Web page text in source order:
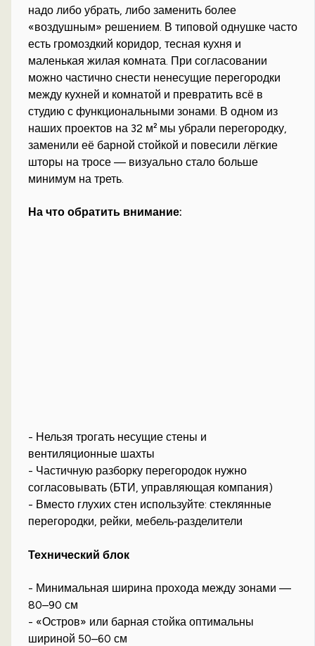
надо либо убрать, либо заменить более
«воздушным» решением. В типовой однушке часто
есть громоздкий коридор, тесная кухня и
маленькая жилая комната. При согласовании
можно частично снести ненесущие перегородки
между кухней и комнатой и превратить всё в
студию с функциональными зонами. В одном из
наших проектов на 32 м² мы убрали перегородку,
заменили её барной стойкой и повесили лёгкие
шторы на тросе — визуально стало больше
минимум на треть.
На что обратить внимание:
- Нельзя трогать несущие стены и
вентиляционные шахты
- Частичную разборку перегородок нужно
согласовывать (БТИ, управляющая компания)
- Вместо глухих стен используйте: стеклянные
перегородки, рейки, мебель‑разделители
Технический блок
- Минимальная ширина прохода между зонами —
80–90 см
- «Остров» или барная стойка оптимальны
шириной 50–60 см